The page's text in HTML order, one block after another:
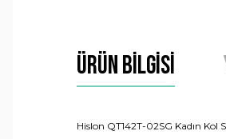
Ürün Bilgisi
Hislon QT142T-02SG Kadın Kol